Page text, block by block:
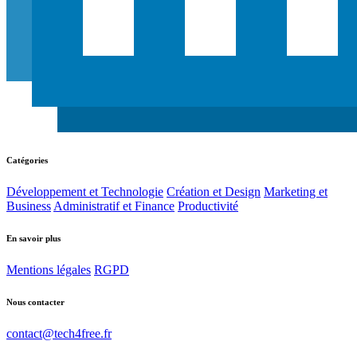
Catégories
Développement et Technologie Création et Design Marketing et
Business Administratif et Finance Productivité
En savoir plus
Mentions légales RGPD
Nous contacter
contact@tech4free.fr